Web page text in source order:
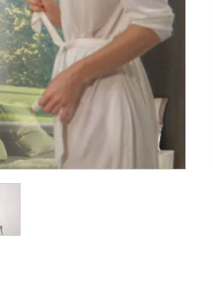
Виробник:
HANSGROHE
Колекція:
RAINSELECT
Під замовлення
113 857. 00
грн/шт